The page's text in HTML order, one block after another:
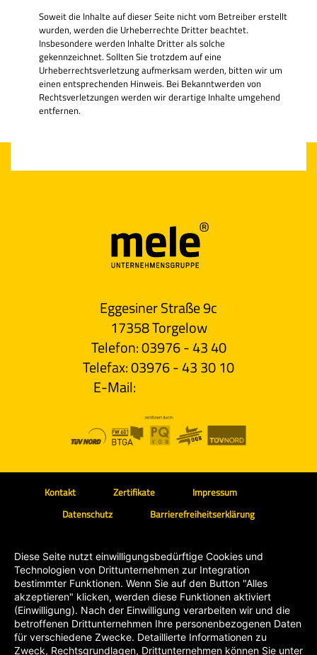
Soweit die Inhalte auf dieser Seite nicht vom Betreiber erstellt
wurden, werden die Urheberrechte Dritter beachtet.
Insbesondere werden Inhalte Dritter als solche
gekennzeichnet. Sollten Sie trotzdem auf eine
Urheberrechtsverletzung aufmerksam werden, bitten wir um
einen entsprechenden Hinweis. Bei Bekanntwerden von
Rechtsverletzungen werden wir derartige Inhalte umgehend
entfernen.
Eggesiner Straße 9c
17358 Torgelow
Telefon: 03976 - 43 40
Telefax: 03976 - 43 30 10
E-Mail:
Kontakt Zertifikate
Impressum
Datenschutz
Barrierefreiheitserklärung
Diese Seite nutzt einwilligungsbedürftige Cookies und
Technologien von Drittunternehmen zur Integration
bestimmter Funktionen. Wenn Sie auf den Button "Alles
akzeptieren" klicken, werden diese Funktionen aktiviert
(Einwilligung). Nach der Einwilligung verarbeiten wir und die
betroffenen Drittunternehmen Ihre personenbezogenen Daten
für verschiedene Zwecke. Detaillierte Informationen zu
Zweck, Rechtsgrundlagen, Drittunternehmen können Sie unter